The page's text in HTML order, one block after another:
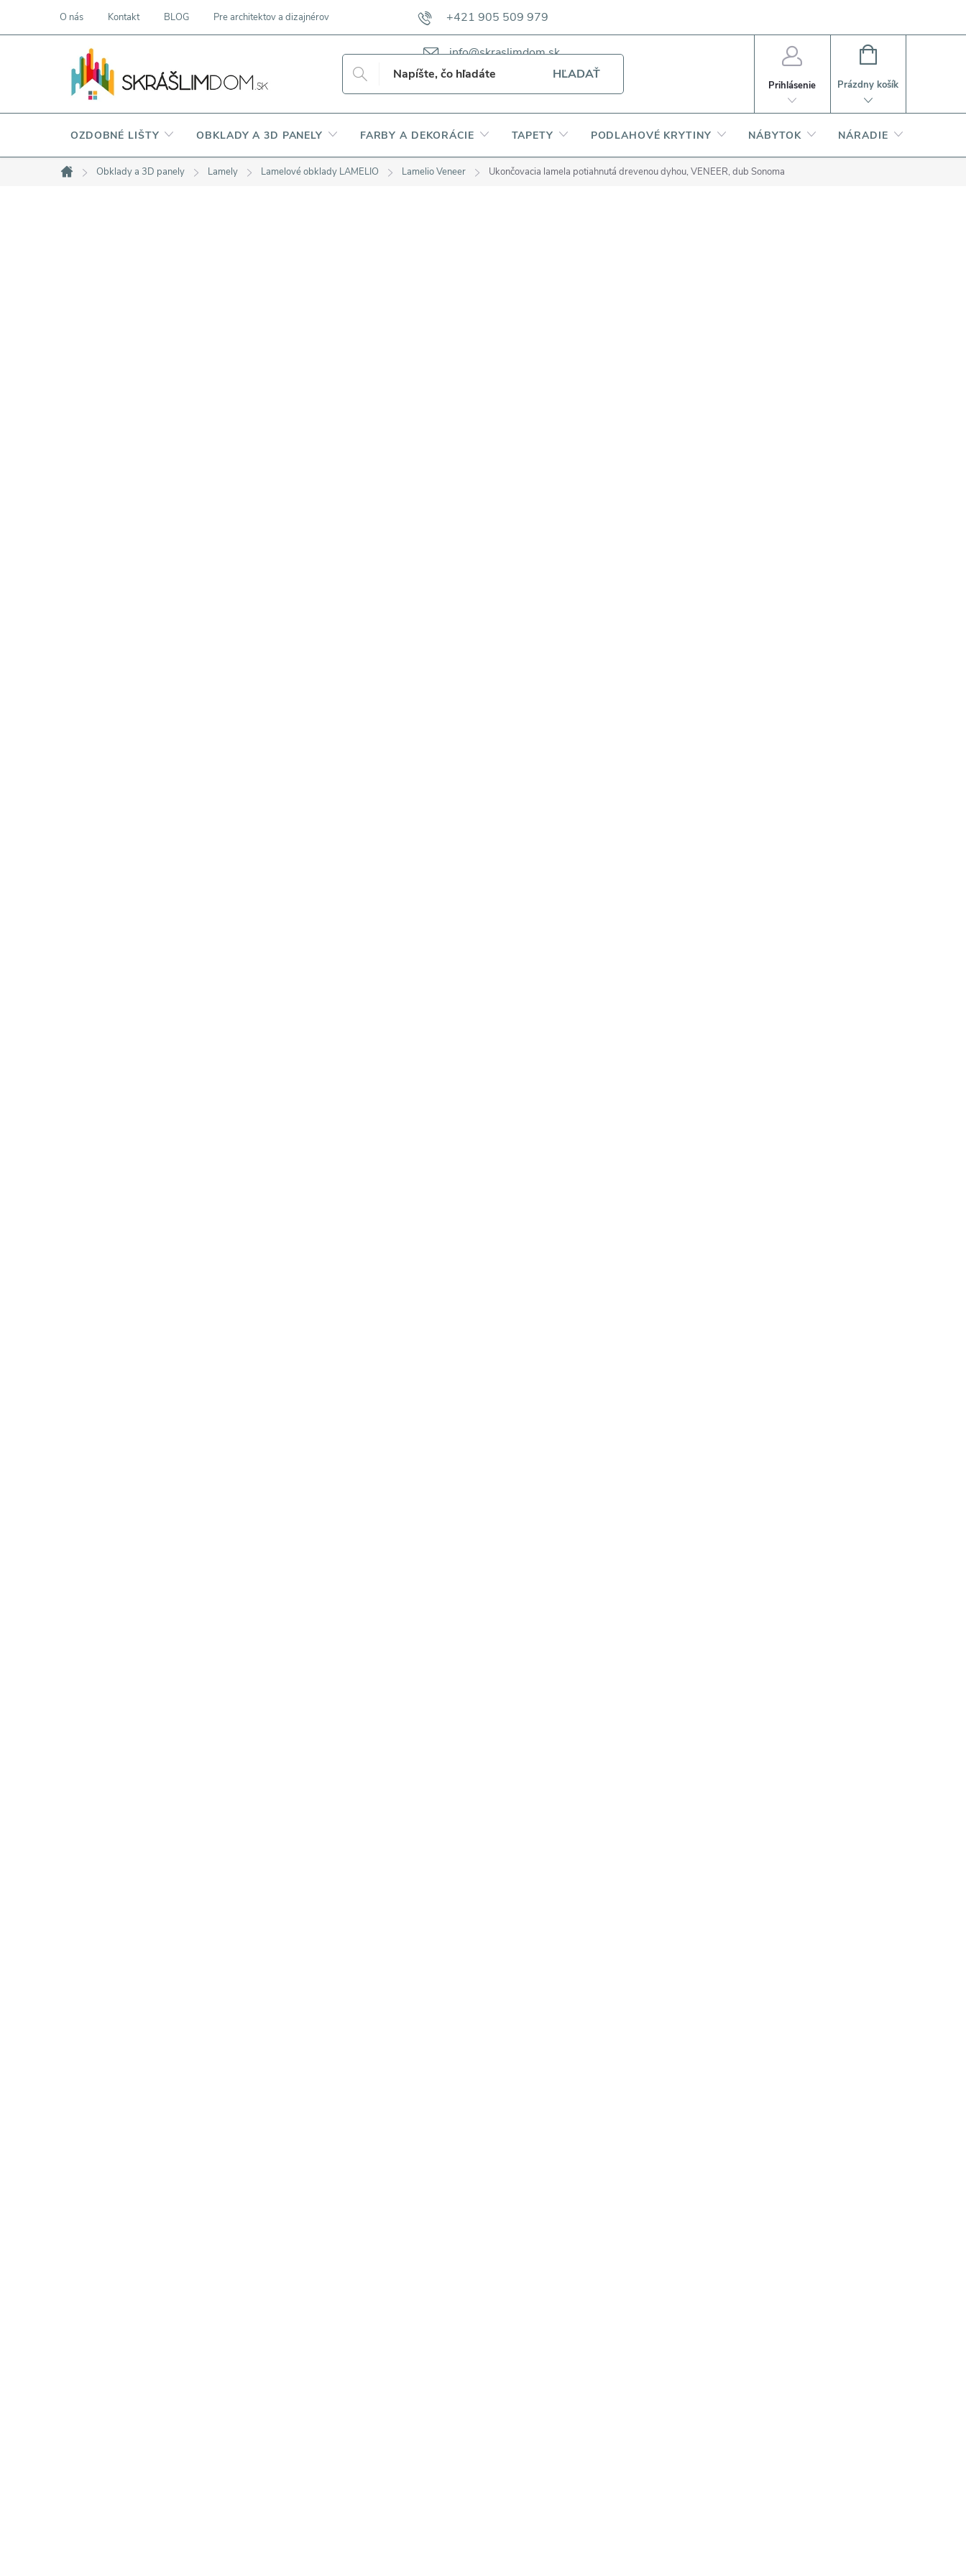
+421 905 509 979
info@skraslimdom.sk
O nás Kontakt BLOG Pre architektov a dizajnérov VZORKOVNÍKY TKANÍN CAMFERO VZORKOVNÍK TKANÍN DAPPI
HĽADAŤ
Prihlásenie
NÁKUPNÝ
Prázdny košík
OZDOBNÉ LIŠTY OBKLADY A 3D PANELY FARBY A DEKORÁCIE TAPETY PODLAHOVÉ KRYTINY NÁBYTOK NÁRADIE
Domov
Obklady a 3D panely Lamely Lamelové obklady LAMELIO Lamelio Veneer Ukončovacia lamela potiahnutá drevenou dyhou, VENEER, dub Sonoma